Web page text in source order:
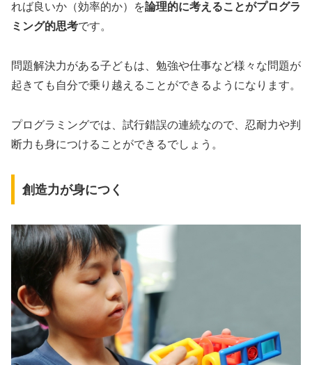
れば良いか（効率的か）を論理的に考えることがプログラ
ミング的思考です。
問題解決力がある子どもは、勉強や仕事など様々な問題が
起きても自分で乗り越えることができるようになります。
プログラミングでは、試行錯誤の連続なので、忍耐力や判
断力も身につけることができるでしょう。
創造力が身につく